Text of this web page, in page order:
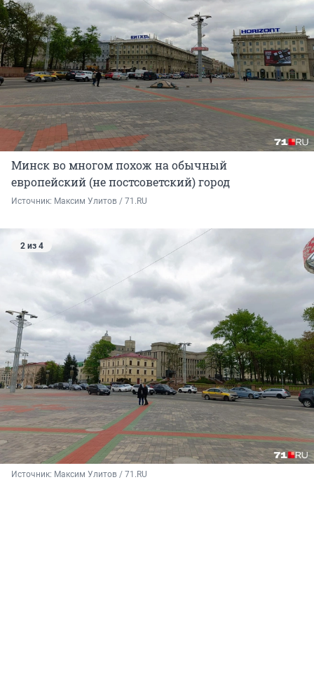
Минск во многом похож на обычный
европейский (не постсоветский) город
Источник: Максим Улитов / 71.RU
2 из 4
Источник: Максим Улитов / 71.RU